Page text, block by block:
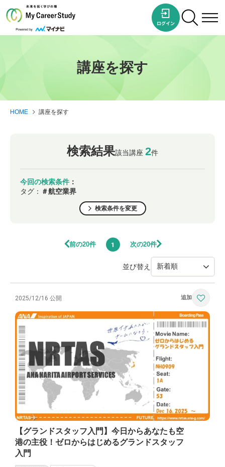
講座を探す
HOME 講座を探す
検索結果該当講座 2件
今回の検索条件 ：
タグ： ＃航空業界
検索条件を変更
前の20件 1 次の20件
並び替え
2025/12/16 公開
【グランドスタッフ入門】今日からあなたも空
港の主役！ゼロからはじめるグランドスタッフ
入門